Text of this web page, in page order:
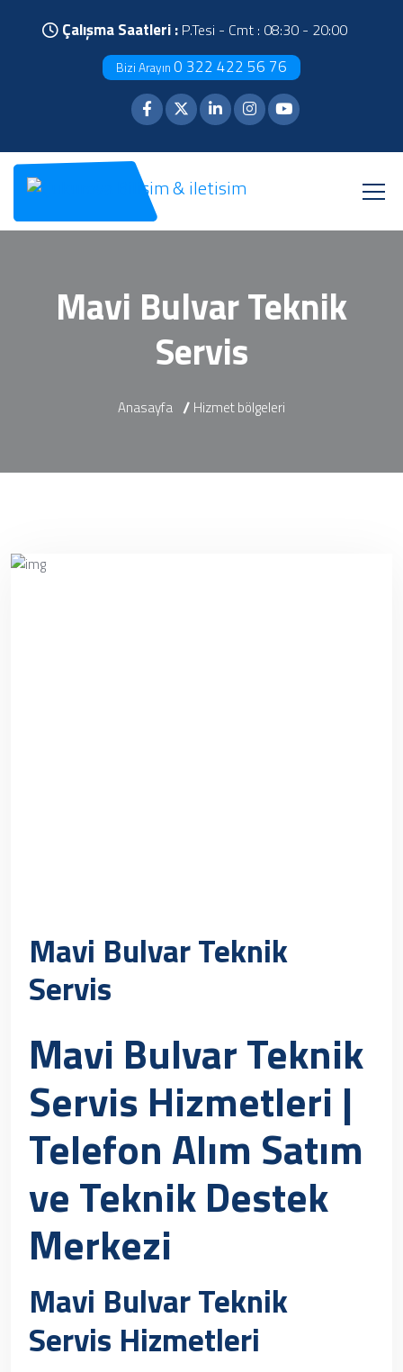
Çalışma Saatleri : P.Tesi - Cmt : 08:30 - 20:00
Bizi Arayın 0 322 422 56 76
Mavi Bulvar Teknik
Servis
Anasayfa Hizmet bölgeleri
Mavi Bulvar Teknik
Servis
Mavi Bulvar Teknik
Servis Hizmetleri |
Telefon Alım Satım
ve Teknik Destek
Merkezi
Mavi Bulvar Teknik
Servis Hizmetleri